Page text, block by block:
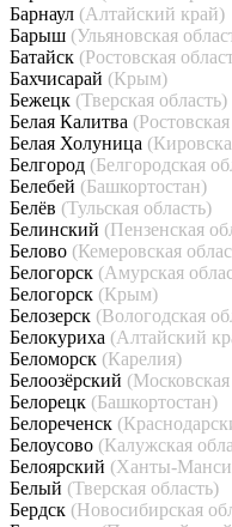
Барнаул (Алтайский край)
Барыш (Ульяновская
Батайск (Ростовская
Бахчисарай (Крым)
Бежецк (Тверская область)
Белая Калитва
Белая Холуница
Белгород (Белгородская
Белебей (Башкортостан)
Белёв (Тульская область)
Белинский (Пензенская
Белово (Кемеровская
Белогорск (Амурская
Белогорск (Крым)
Белозерск (Вологодская
Белокуриха (Алтайский
Беломорск (Карелия)
Белоозёрский (Московская
Белорецк (Башкортостан)
Белореченск
Белоусово (Калужская
Белоярский (Ханты-
Белый (Тверская область)
Бердск (Новосибирская